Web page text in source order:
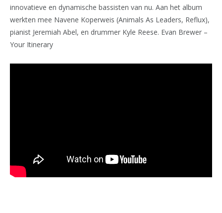
innovatieve en dynamische bassisten van nu. Aan het album
werkten mee Navene Koperweis (Animals As Leaders, Reflux),
pianist Jeremiah Abel, en drummer Kyle Reese. Evan Brewer –
Your Itinerary